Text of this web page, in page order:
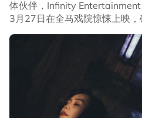
体伙伴，Infinity
3月27日在全马戏院惊悚上映，